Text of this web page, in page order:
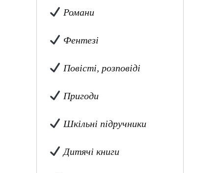
Романи
Фентезі
Повісті, розповіді
Пригоди
Шкільні підручники
Дитячі книги